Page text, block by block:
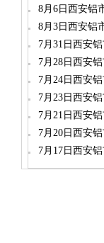
8月6日西安铝
8月3日西安铝
7月31日西安
7月28日西安
7月24日西安
7月23日西安
7月21日西安
7月20日西安
7月17日西安